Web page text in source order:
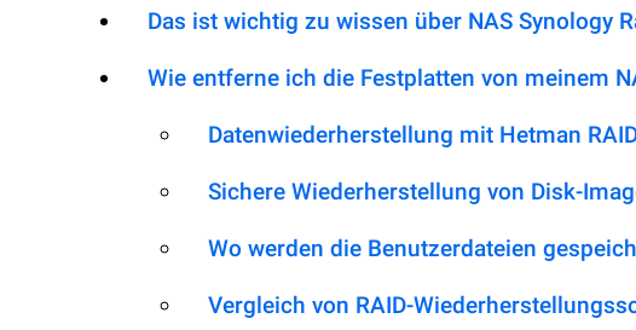
Das ist wichtig zu wissen über NAS Synology
Wie entferne ich die Festplatten von meinem
Datenwiederherstellung mit Hetman
Sichere Wiederherstellung von Disk-
Wo werden die Benutzerdateien
Vergleich von RAID-